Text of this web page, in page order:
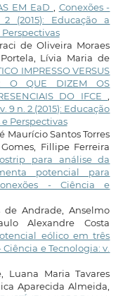
EM EaD
Conexões -
(2015): Educação a
de Oliveira Moraes
Lívia Maria de
IMPRESSO VERSUS
O QUE DIZEM OS
DO IFCE
9 n. 2 (2015): Educação
Perspectivas
Maurício Santos Torres
Fillipe Ferreira
para análise da
potencial para
- Ciência e
de Andrade, Anselmo
Alexandre Costa
eólico em três
Ciência e Tecnologia: v.
Luana Maria Tavares
Aparecida Almeida,